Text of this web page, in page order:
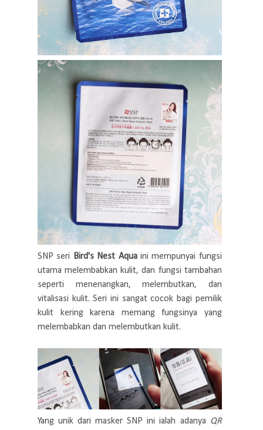
SNP seri Bird's Nest Aquaini mempunyai fungsi
utama melembabkan kulit, dan fungsi tambahan
seperti menenangkan, melembutkan, dan
vitalisasi kulit. Seri ini sangat cocok bagi pemilik
kulit kering karena memang fungsinya yang
melembabkan dan melembutkan kulit.
Yang unik dari masker SNP ini ialah adanya QR